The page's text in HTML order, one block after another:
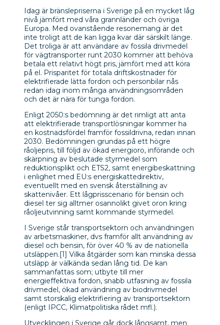
Idag är bränslepriserna i Sverige på en mycket låg
nivå jämfört med våra grannländer och övriga
Europa. Med ovanstående resonemang är det
inte troligt att de kan ligga kvar där särskilt länge.
Det troliga är att användare av fossila drivmedel
för vägtransporter runt 2030 kommer att behöva
betala ett relativt högt pris, jämfört med att köra
på el. Prisparitet för totala driftskostnader för
elektrifierade lätta fordon och personbilar nås
redan idag inom många användningsområden
och det är nära för tunga fordon.
Enligt 2050:s bedömning är det rimligt att anta
att elektrifierade transportlösningar kommer ha
en kostnadsfördel framför fossildrivna, redan innan
2030. Bedömningen grundas på ett högre
råoljepris, till följd av ökad energioro, införande och
skärpning av beslutade styrmedel som
reduktionsplikt och ETS2, samt energibeskattning
i enlighet med EU:s energiskattedirektiv,
eventuellt med en svensk återställning av
skattenivåer. Ett lågprisscenario för bensin och
diesel ter sig alltmer osannolikt givet oron kring
råoljeutvinning samt kommande styrmedel.
I Sverige står transportsektorn och användningen
av arbetsmaskiner, dvs framför allt användning av
diesel och bensin, för över 40 % av de nationella
utsläppen.[1] Vilka åtgärder som kan minska dessa
utsläpp är välkända sedan lång tid. De kan
sammanfattas som; utbyte till mer
energieffektiva fordon, snabb utfasning av fossila
drivmedel, ökad användning av biodrivmedel
samt storskalig elektrifiering av transportsektorn
(enligt IPCC, Klimatpolitiska rådet mfl.).
Utvecklingen i Sverige går dock långsamt, men